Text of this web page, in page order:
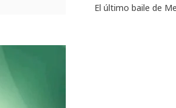
El último baile de